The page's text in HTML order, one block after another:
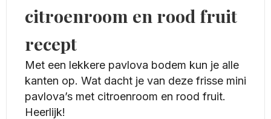
citroenroom en rood fruit
recept
Met een lekkere pavlova bodem kun je alle
kanten op. Wat dacht je van deze frisse mini
pavlova’s met citroenroom en rood fruit.
Heerlijk!